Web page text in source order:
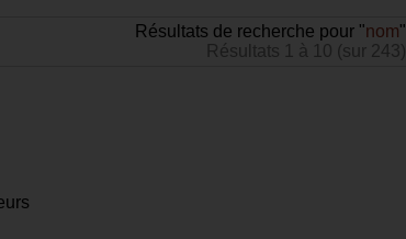
Résultats de recherche pour "nom"
Résultats 1 à 10 (sur 243)